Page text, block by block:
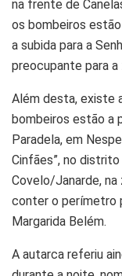
na frente de
os bombeiros
a subida para a
preocupante para a
Além desta, existe
bombeiros estão a
Paradela, em
Cinfães”, no
Covelo/Janarde, na
conter o perímetro
Margarida Belém.
A autarca referiu